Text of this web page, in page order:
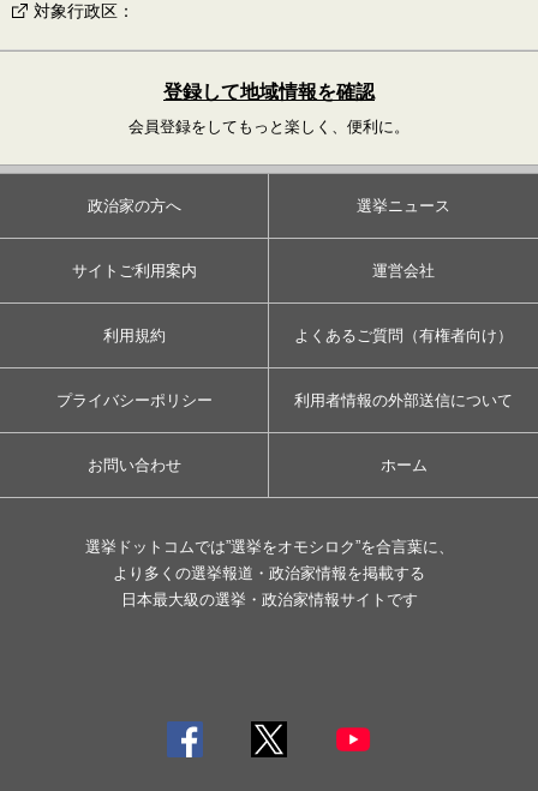
対象行政区 ：
登録して地域情報を確認
会員登録をしてもっと楽しく、便利に。
政治家の方へ 選挙ニュース
サイトご利用案内 運営会社
利用規約 よくあるご質問（有権者向け）
プライバシーポリシー 利用者情報の外部送信について
お問い合わせ ホーム
選挙ドットコムでは”選挙をオモシロク”を合言葉に、
より多くの選挙報道・政治家情報を掲載する
日本最大級の選挙・政治家情報サイトです